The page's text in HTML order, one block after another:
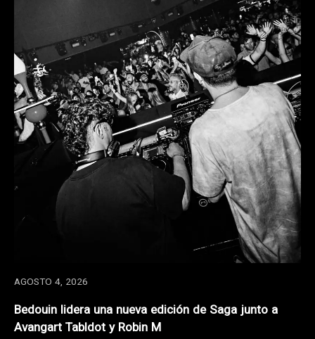
AGOSTO 4, 2026
Bedouin lidera una nueva edición de Saga junto a
Avangart Tabldot y Robin M